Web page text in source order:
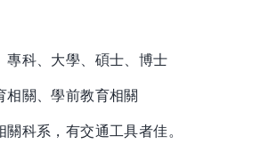
專科、大學、碩士、博士
相關、學前教育相關
關科系，有交通工具者佳。